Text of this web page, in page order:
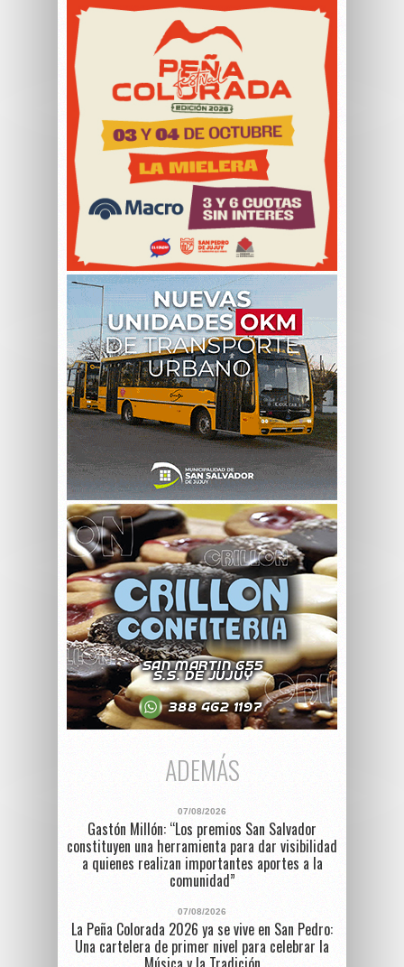
ADEMÁS
07/08/2026
Gastón Millón: “Los premios San Salvador
constituyen una herramienta para dar visibilidad
a quienes realizan importantes aportes a la
comunidad”
07/08/2026
La Peña Colorada 2026 ya se vive en San Pedro:
Una cartelera de primer nivel para celebrar la